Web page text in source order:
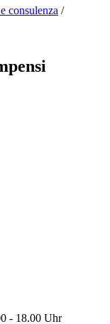
consulenza /
- 18.00 Uhr